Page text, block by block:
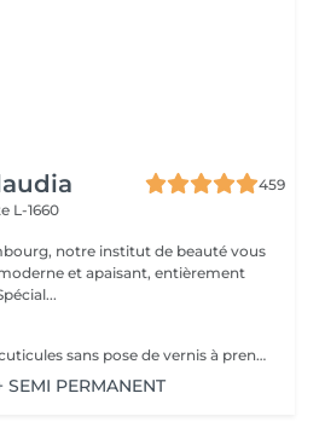
459
L-1660
notre institut de beauté vous
et apaisant, entièrement
à votre bien-être. Spécial...
Retrait de la totalité des cuticules sans pose de vernis à prendre en plus
SEMI PERMANENT